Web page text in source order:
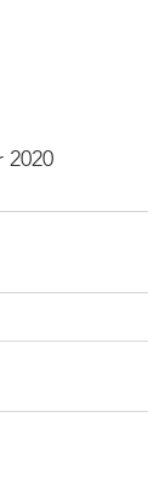
2020